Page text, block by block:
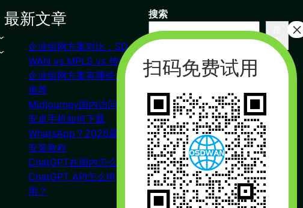
最新文章
企业组网方案对比：SD-
WAN vs MPLS vs 传统VPN
企业组网方案有哪些？对比
推荐
Midjourney国内访问教程
安卓手机如何下载
WhatsApp？2026最新下载
安装教程
ChatGPT在国内怎么注册？
ChatGPT API怎么申请使
用？
搜索
索
联系我们
杭州（总部） 北京 长沙
广州
合作：17357178761（微信同
号）
周一到周五 : 9:00 – 21:00